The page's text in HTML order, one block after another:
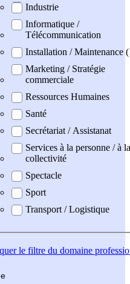
Industrie
Informatique /
Télécommunication
Installation / Maintenance
Marketing / Stratégie
commerciale
Ressources Humaines
Santé
Secrétariat / Assistanat
Services à la personne / à la
collectivité
Spectacle
Sport
Transport / Logistique
le filtre du domaine